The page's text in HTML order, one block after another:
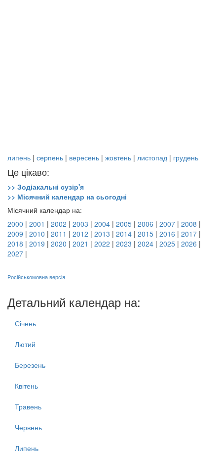
липень | серпень | вересень | жовтень | листопад | грудень
Це цікаво:
>> Зодіакальні сузір'я
>> Місячний календар на сьогодні
Місячний календар на:
2000 | 2001 | 2002 | 2003 | 2004 | 2005 | 2006 | 2007 | 2008 |
2009 | 2010 | 2011 | 2012 | 2013 | 2014 | 2015 | 2016 | 2017 |
2018 | 2019 | 2020 | 2021 | 2022 | 2023 | 2024 | 2025 | 2026 |
2027 |
Російськомовна версія
Детальний календар на:
Січень
Лютий
Березень
Квітень
Травень
Червень
Липень